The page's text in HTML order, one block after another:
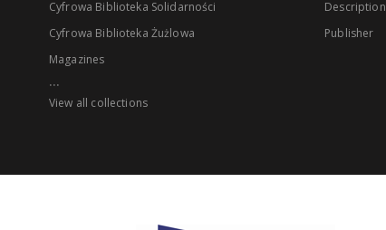
Cyfrowa Biblioteka Solidarności
Cyfrowa Biblioteka Żużlowa
Magazines
...
View all collections
Description
Publisher